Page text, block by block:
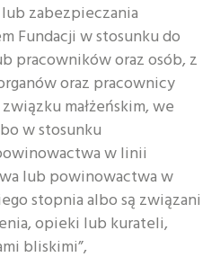
zabezpieczania
Fundacji w stosunku do
pracowników oraz osób, z
oraz pracownicy
małżeńskim, we
w stosunku
w linii
lub powinowactwa w
stopnia albo są związani
opieki lub kurateli,
bliskimi”,